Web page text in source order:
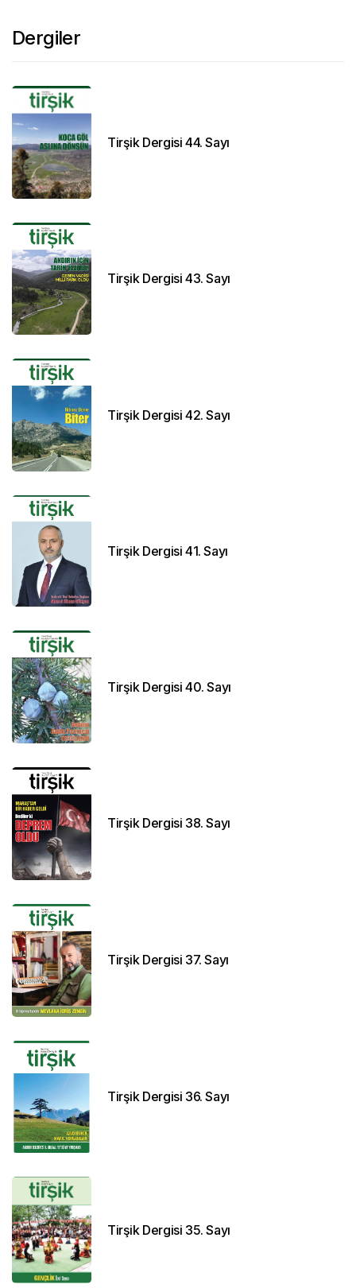
Dergiler
Tirşik Dergisi 44. Sayı
Tirşik Dergisi 43. Sayı
Tirşik Dergisi 42. Sayı
Tirşik Dergisi 41. Sayı
Tirşik Dergisi 40. Sayı
Tirşik Dergisi 38. Sayı
Tirşik Dergisi 37. Sayı
Tirşik Dergisi 36. Sayı
Tirşik Dergisi 35. Sayı